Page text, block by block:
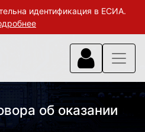
идентификация в ЕСИА.
об оказании